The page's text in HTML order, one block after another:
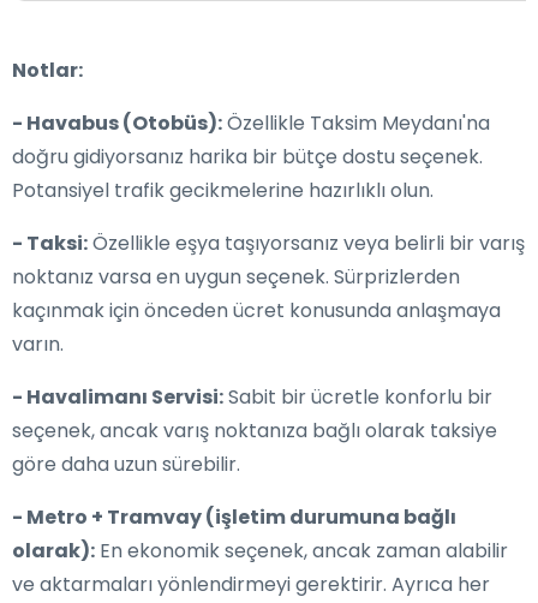
Notlar:
- Havabus (Otobüs):Özellikle Taksim Meydanı'na
doğru gidiyorsanız harika bir bütçe dostu seçenek.
Potansiyel trafik gecikmelerine hazırlıklı olun.
- Taksi:Özellikle eşya taşıyorsanız veya belirli bir varış
noktanız varsa en uygun seçenek. Sürprizlerden
kaçınmak için önceden ücret konusunda anlaşmaya
varın.
- Havalimanı Servisi:Sabit bir ücretle konforlu bir
seçenek, ancak varış noktanıza bağlı olarak taksiye
göre daha uzun sürebilir.
- Metro + Tramvay (işletim durumuna bağlı
olarak): En ekonomik seçenek, ancak zaman alabilir
ve aktarmaları yönlendirmeyi gerektirir. Ayrıca her